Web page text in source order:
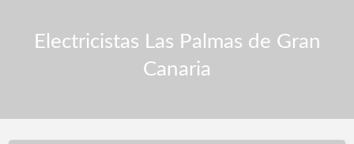
Electricistas Las Palmas de Gran
Canaria